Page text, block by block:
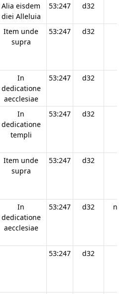
Alia eisdem
diei Alleluia
53:247 d32
Item unde
supra
53:247 d32
In
dedicatione
aecclesiae
53:247 d32
In
dedicatione
templi
53:247 d32
Item unde
supra
53:247 d32
In
dedicatione
aecclesiae
53:247 d32
53:247 d32